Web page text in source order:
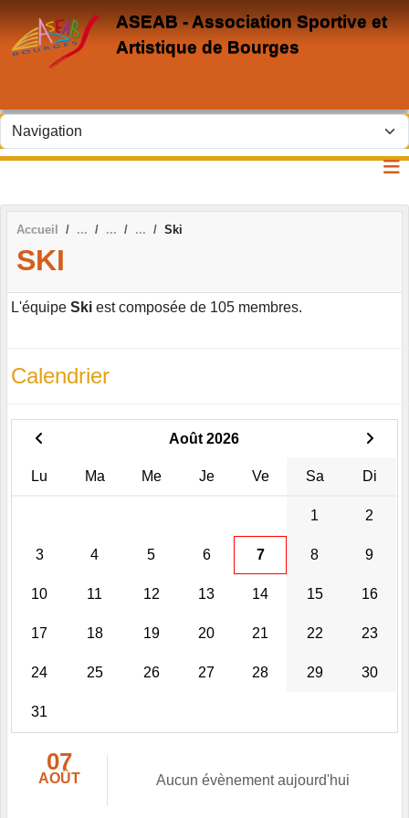
ASEAB - Association Sportive et
Artistique de Bourges
Accueil Ski
SKI
L'équipe Ski est composée de 105 membres.
Calendrier
Août 2026
Lu Ma Me Je Ve Sa Di
1 2
3 4 5 6 7 8 9
10 11 12 13 14 15 16
17 18 19 20 21 22 23
24 25 26 27 28 29 30
31
07
AOÛT Aucun évènement aujourd'hui
Panneau de gestion des cookies